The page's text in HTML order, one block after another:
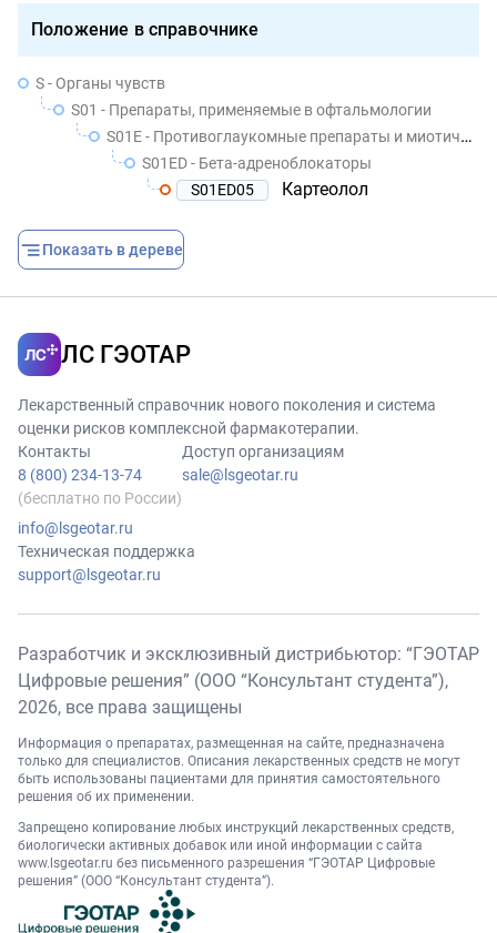
Положение в справочнике
S - Органы чувств
S01 - Препараты, применяемые в офтальмологии
S01E - Противоглаукомные препараты и миотические средства
S01ED - Бета-адреноблокаторы
S01ED05
Картеолол
Показать в дереве
ЛС ГЭОТАР
Лекарственный справочник нового поколения и система
оценки рисков комплексной фармакотерапии.
Контакты
8 (800) 234-13-74
(бесплатно по России)
info@lsgeotar.ru
Доступ организациям
sale@lsgeotar.ru
Техническая поддержка
support@lsgeotar.ru
Разработчик и эксклюзивный дистрибьютор: “ГЭОТАР
Цифровые решения” (ООО “Консультант студента”),
2026, все права защищены
Информация о препаратах, размещенная на сайте, предназначена
только для специалистов. Описания лекарственных средств не могут
быть использованы пациентами для принятия самостоятельного
решения об их применении.
Запрещено копирование любых инструкций лекарственных средств,
биологически активных добавок или иной информации с сайта
www.lsgeotar.ru без письменного разрешения “ГЭОТАР Цифровые
решения” (ООО “Консультант студента”).